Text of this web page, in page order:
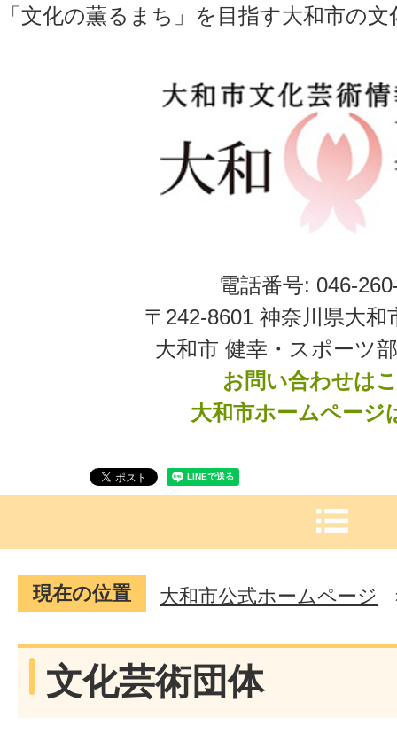
「文化の薫るまち」を目指す大和市の
電話番号: 046-
〒242-8601 神奈川県大和
大和市 健幸・スポーツ
お問い合わせは
大和市ホームページ
現在の位置 大和市公式ホームページ
文化芸術団体